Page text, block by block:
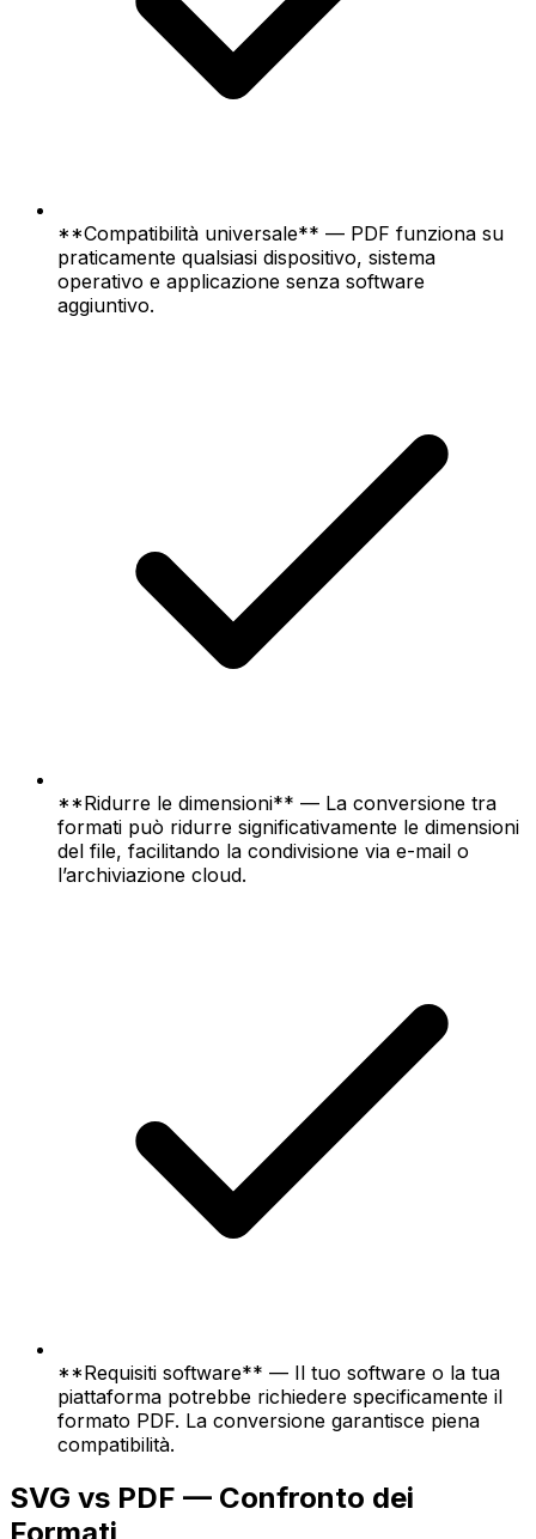
**Compatibilità universale** — PDF funziona su
praticamente qualsiasi dispositivo, sistema
operativo e applicazione senza software
aggiuntivo.
**Ridurre le dimensioni** — La conversione tra
formati può ridurre significativamente le dimensioni
del file, facilitando la condivisione via e-mail o
l’archiviazione cloud.
**Requisiti software** — Il tuo software o la tua
piattaforma potrebbe richiedere specificamente il
formato PDF. La conversione garantisce piena
compatibilità.
SVG vs PDF — Confronto dei
Formati